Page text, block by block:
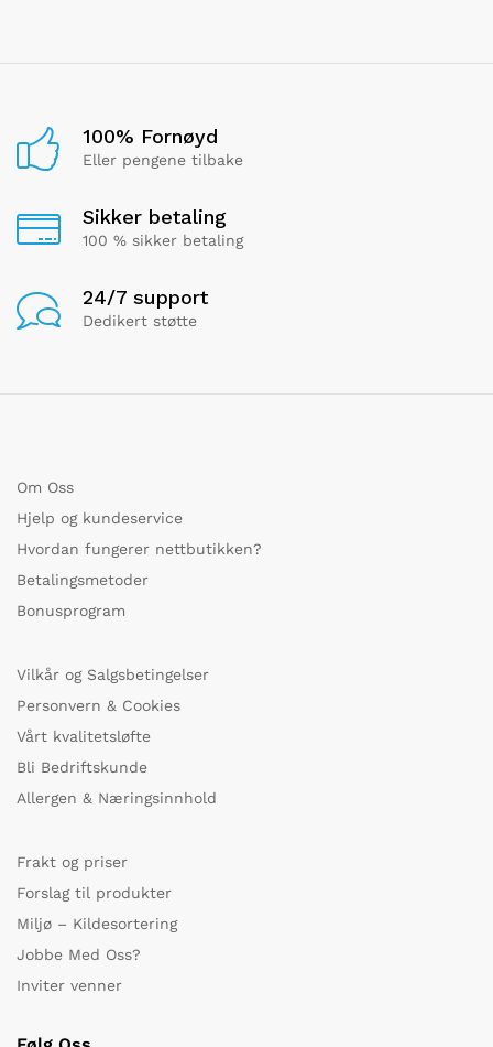
100% Fornøyd
Eller pengene tilbake
Sikker betaling
100 % sikker betaling
24/7 support
Dedikert støtte
Om Oss
Hjelp og kundeservice
Hvordan fungerer nettbutikken?
Betalingsmetoder
Bonusprogram
Vilkår og Salgsbetingelser
Personvern & Cookies
Vårt kvalitetsløfte
Bli Bedriftskunde
Allergen & Næringsinnhold
Frakt og priser
Forslag til produkter
Miljø – Kildesortering
Jobbe Med Oss?
Inviter venner